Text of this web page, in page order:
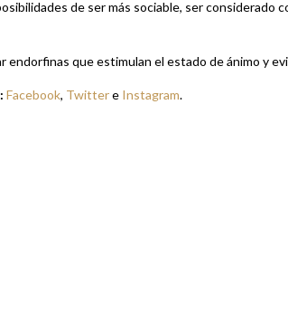
de ser más sociable, ser considerado
endorfinas que estimulan el estado de ánimo y
Facebook, Twittere Instagram.